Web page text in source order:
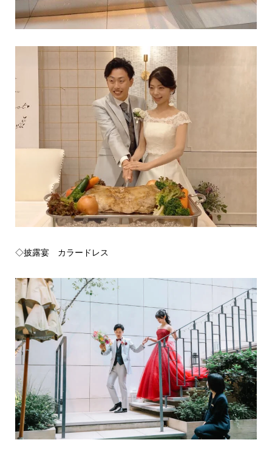
◇披露宴 カラードレス